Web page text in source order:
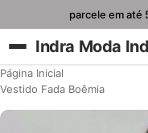
parcele em até
Indra Moda
Página Inicial
Vestido Fada Boêmia